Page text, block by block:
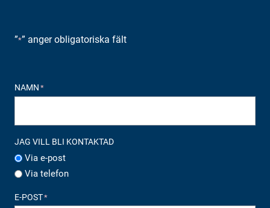
”*” anger obligatoriska fält
NAMN *
JAG VILL BLI KONTAKTAD
Via e-post
Via telefon
E-POST*